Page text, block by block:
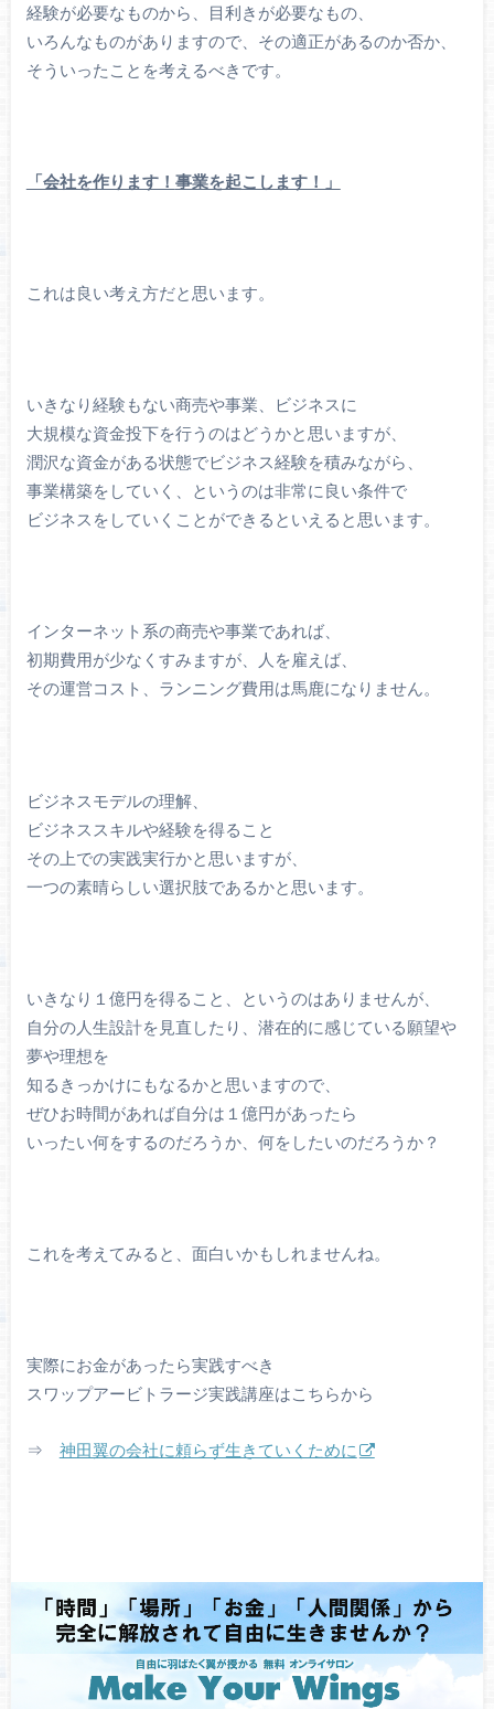
経験が必要なものから、目利きが必要なもの、
いろんなものがありますので、その適正があるのか否か、
そういったことを考えるべきです。
「会社を作ります！ 事業を起こします！」
これは良い考え方だと思います。
いきなり経験もない商売や事業、ビジネスに
大規模な資金投下を行うのはどうかと思いますが、
潤沢な資金がある状態でビジネス経験を積みながら、
事業構築をしていく、というのは非常に良い条件で
ビジネスをしていくことができるといえると思います。
インターネット系の商売や事業であれば、
初期費用が少なくすみますが、人を雇えば、
その運営コスト、ランニング費用は馬鹿になりません。
ビジネスモデルの理解、
ビジネススキルや経験を得ること
その上での実践実行かと思いますが、
一つの素晴らしい選択肢であるかと思います。
いきなり１億円を得ること、というのはありませんが、
自分の人生設計を見直したり、潜在的に感じている願望や
夢や理想を
知るきっかけにもなるかと思いますので、
ぜひお時間があれば自分は１億円があったら
いったい何をするのだろうか、何をしたいのだろうか？
これを考えてみると、面白いかもしれませんね。
実際にお金があったら実践すべき
スワップアービトラージ実践講座はこちらから
⇒ 神田翼の会社に頼らず生きていくために